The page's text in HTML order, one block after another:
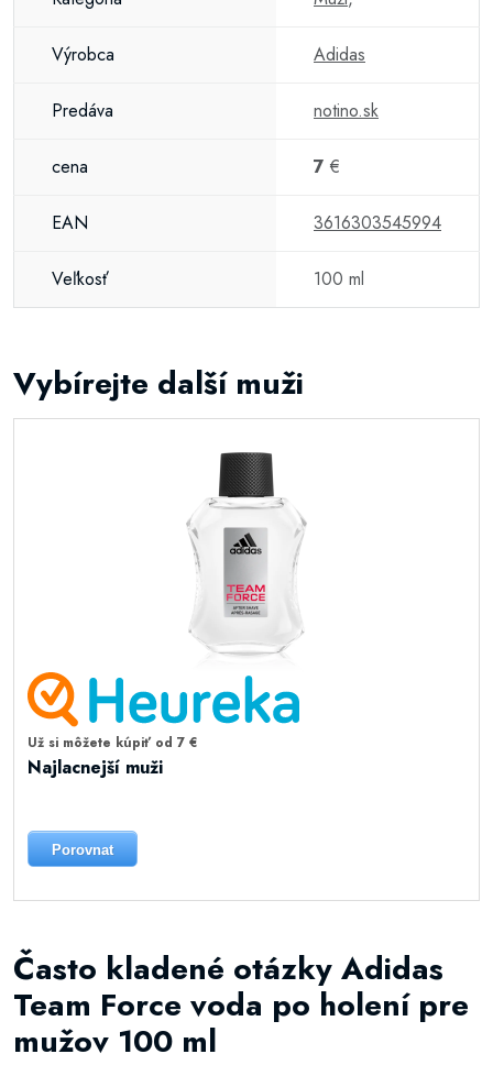
Výrobca Adidas
Predáva notino.sk
cena 7 €
EAN 3616303545994
Veľkosť 100 ml
Vybírejte další muži
Už si môžete kúpiť od 7 €
Najlacnejší muži
Porovnat
Často kladené otázky Adidas
Team Force voda po holení pre
mužov 100 ml